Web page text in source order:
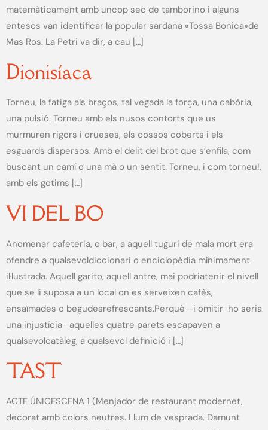
matemàticament amb uncop sec de tamborino i alguns
entesos van identificar la popular sardana «Tossa Bonica»de
Mas Ros. La Petri va dir, a cau […]
Dionisíaca
Torneu, la fatiga als braços, tal vegada la força, una cabòria,
una pulsió. Torneu amb els nusos contorts que us
murmuren rigors i crueses, els cossos coberts i els
esguards dispersos. Amb el delit del brot que s’enfila, com
buscant un camí o una mà o un sentit. Torneu, i com torneu!,
amb els gotims […]
VI DEL BO
Anomenar cafeteria, o bar, a aquell tuguri de mala mort era
ofendre a qualsevoldiccionari o enciclopèdia mínimament
il·lustrada. Aquell garito, aquell antre, mai podriatenir el nivell
que se li suposa a un local on es serveixen cafès,
ensaïmades o begudesrefrescants.Perquè –i omitir-ho seria
una injustícia- aquelles quatre parets escapaven a
qualsevolcatàleg, a qualsevol definició i […]
TAST
ACTE ÚNICESCENA 1 (Menjador de restaurant modernet,
decorat amb colors neutres. Llum de vesprada. Damunt